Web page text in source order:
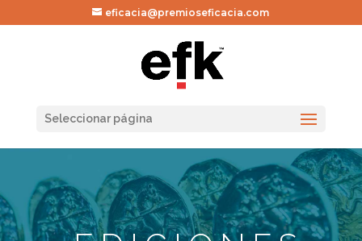
eficacia@premioseficacia.com
Seleccionar página